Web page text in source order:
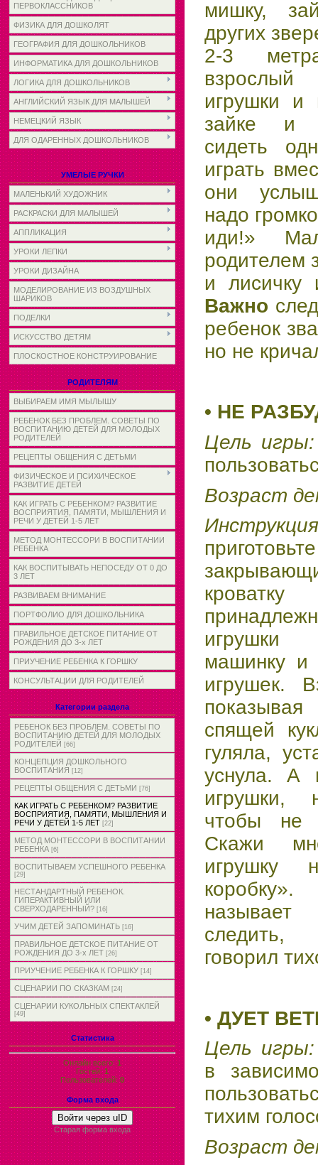
ПЕРВОКЛАССНИКОВ
ФИЗИКА ДЛЯ ДОШКОЛЯТ
ГЕОГРАФИЯ ДЛЯ ДОШКОЛЬНИКОВ
ИНФОРМАТИКА ДЛЯ ДОШКОЛЬНИКОВ
ЛОГИКА ДЛЯ ДОШКОЛЬНИКОВ
АНГЛИЙСКИЙ ЯЗЫК ДЛЯ МАЛЫШЕЙ
НЕМЕЦКИЙ ЯЗЫК
ДЛЯ ОДАРЕННЫХ ДОШКОЛЬНИКОВ
УМЕЛЫЕ РУЧКИ
МАЛЕНЬКИЙ ХУДОЖНИК
РАСКРАСКИ ДЛЯ МАЛЫШЕЙ
АППЛИКАЦИЯ
УРОКИ ЛЕПКИ
УРОКИ ДИЗАЙНА
МОДЕЛИРОВАНИЕ ИЗ ВОЗДУШНЫХ
ШАРИКОВ
ПОДЕЛКИ
ИСКУССТВО ДЕТЯМ
ПЛОСКОСТНОЕ КОНСТРУИРОВАНИЕ
РОДИТЕЛЯМ
ВЫБИРАЕМ ИМЯ МЫЛЫШУ
РЕБЕНОК БЕЗ ПРОБЛЕМ. СОВЕТЫ ПО
ВОСПИТАНИЮ ДЕТЕЙ ДЛЯ МОЛОДЫХ
РОДИТЕЛЕЙ
РЕЦЕПТЫ ОБЩЕНИЯ С ДЕТЬМИ
ФИЗИЧЕСКОЕ И ПСИХИЧЕСКОЕ
РАЗВИТИЕ ДЕТЕЙ
КАК ИГРАТЬ С РЕБЕНКОМ? РАЗВИТИЕ
ВОСПРИЯТИЯ, ПАМЯТИ, МЫШЛЕНИЯ И
РЕЧИ У ДЕТЕЙ 1-5 ЛЕТ
МЕТОД МОНТЕССОРИ В ВОСПИТАНИИ
РЕБЕНКА
КАК ВОСПИТЫВАТЬ НЕПОСЕДУ ОТ 0 ДО
3 ЛЕТ
РАЗВИВАЕМ ВНИМАНИЕ
ПОРТФОЛИО ДЛЯ ДОШКОЛЬНИКА
ПРАВИЛЬНОЕ ДЕТСКОЕ ПИТАНИЕ ОТ
РОЖДЕНИЯ ДО 3-х ЛЕТ
ПРИУЧЕНИЕ РЕБЕНКА К ГОРШКУ
КОНСУЛЬТАЦИИ ДЛЯ РОДИТЕЛЕЙ
Категории раздела
РЕБЕНОК БЕЗ ПРОБЛЕМ. СОВЕТЫ ПО
ВОСПИТАНИЮ ДЕТЕЙ ДЛЯ МОЛОДЫХ
РОДИТЕЛЕЙ [66]
КОНЦЕПЦИЯ ДОШКОЛЬНОГО
ВОСПИТАНИЯ [12]
РЕЦЕПТЫ ОБЩЕНИЯ С ДЕТЬМИ [76]
КАК ИГРАТЬ С РЕБЕНКОМ? РАЗВИТИЕ
ВОСПРИЯТИЯ, ПАМЯТИ, МЫШЛЕНИЯ И
РЕЧИ У ДЕТЕЙ 1-5 ЛЕТ [22]
МЕТОД МОНТЕССОРИ В ВОСПИТАНИИ
РЕБЕНКА [6]
ВОСПИТЫВАЕМ УСПЕШНОГО РЕБЕНКА
[29]
НЕСТАНДАРТНЫЙ РЕБЕНОК.
ГИПЕРАКТИВНЫЙ ИЛИ
СВЕРХОДАРЕННЫЙ? [16]
УЧИМ ДЕТЕЙ ЗАПОМИНАТЬ [16]
ПРАВИЛЬНОЕ ДЕТСКОЕ ПИТАНИЕ ОТ
РОЖДЕНИЯ ДО 3-х ЛЕТ [26]
ПРИУЧЕНИЕ РЕБЕНКА К ГОРШКУ [14]
СЦЕНАРИИ ПО СКАЗКАМ [24]
СЦЕНАРИИ КУКОЛЬНЫХ СПЕКТАКЛЕЙ
[49]
Статистика
Онлайн всего:1
Гостей:1
Пользователей:0
Форма входа
Войти через uID
Старая форма входа
мишку,
других
2-3
игрушки и
зайке и
сидеть
играть
они
надо
иди!»
родителем
и лисичку
Важно
ребенок
но не
• НЕ
Цель
Возраст
игрушки
машинку и
игрушек.
спящей
гуляла,
уснула. А
игрушки,
чтобы не
Скажи
игрушку
говорил
• ДУЕТ
Цель
в
тихим
Возраст